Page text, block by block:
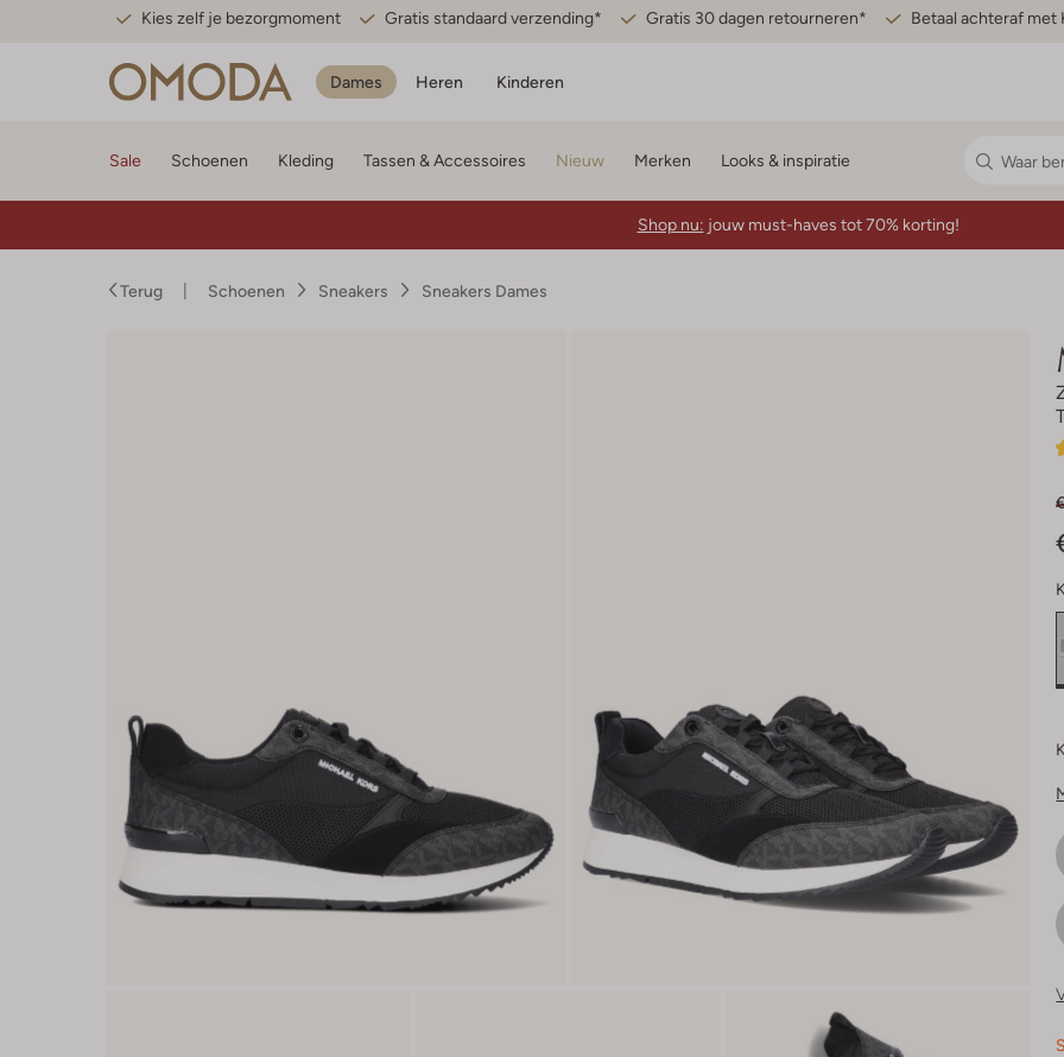
Kies zelf je bezorgmoment Gratis standaard verzending* Gratis 30 dagen retourneren* Betaal achteraf met
Dames Heren Kinderen
Sale Schoenen Kleding Tassen & Accessoires Nieuw Merken Looks & inspiratie
Shop nu: jouw must-haves tot 70% korting!
Terug Schoenen Sneakers Sneakers Dames